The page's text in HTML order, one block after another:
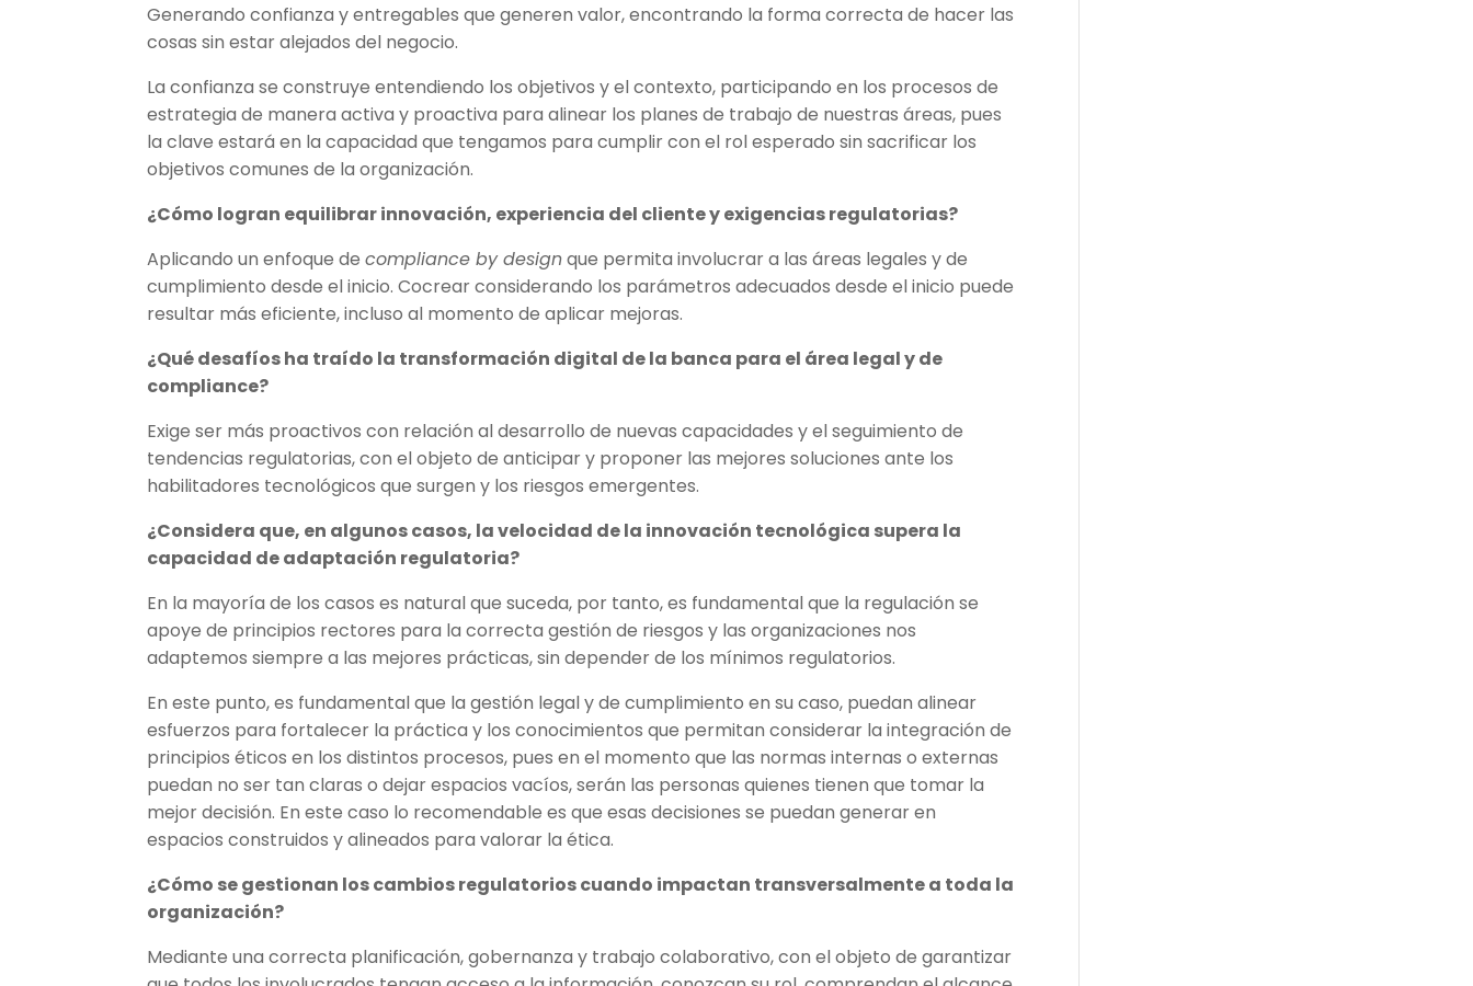
Generando confianza y entregables que generen valor, encontrando la forma correcta de hacer las
cosas sin estar alejados del negocio.
La confianza se construye entendiendo los objetivos y el contexto, participando en los procesos de
estrategia de manera activa y proactiva para alinear los planes de trabajo de nuestras áreas, pues
la clave estará en la capacidad que tengamos para cumplir con el rol esperado sin sacrificar los
objetivos comunes de la organización.
¿Cómo logran equilibrar innovación, experiencia del cliente y exigencias regulatorias?
Aplicando un enfoque decompliance by designque permita involucrar a las áreas legales y de
cumplimiento desde el inicio. Cocrear considerando los parámetros adecuados desde el inicio puede
resultar más eficiente, incluso al momento de aplicar mejoras.
¿Qué desafíos ha traído la transformación digital de la banca para el área legal y de
compliance?
Exige ser más proactivos con relación al desarrollo de nuevas capacidades y el seguimiento de
tendencias regulatorias, con el objeto de anticipar y proponer las mejores soluciones ante los
habilitadores tecnológicos que surgen y los riesgos emergentes.
¿Considera que, en algunos casos, la velocidad de la innovación tecnológica supera la
capacidad de adaptación regulatoria?
En la mayoría de los casos es natural que suceda, por tanto, es fundamental que la regulación se
apoye de principios rectores para la correcta gestión de riesgos y las organizaciones nos
adaptemos siempre a las mejores prácticas, sin depender de los mínimos regulatorios.
En este punto, es fundamental que la gestión legal y de cumplimiento en su caso, puedan alinear
esfuerzos para fortalecer la práctica y los conocimientos que permitan considerar la integración de
principios éticos en los distintos procesos, pues en el momento que las normas internas o externas
puedan no ser tan claras o dejar espacios vacíos, serán las personas quienes tienen que tomar la
mejor decisión. En este caso lo recomendable es que esas decisiones se puedan generar en
espacios construidos y alineados para valorar la ética.
¿Cómo se gestionan los cambios regulatorios cuando impactan transversalmente a toda la
organización?
Mediante una correcta planificación, gobernanza y trabajo colaborativo, con el objeto de garantizar